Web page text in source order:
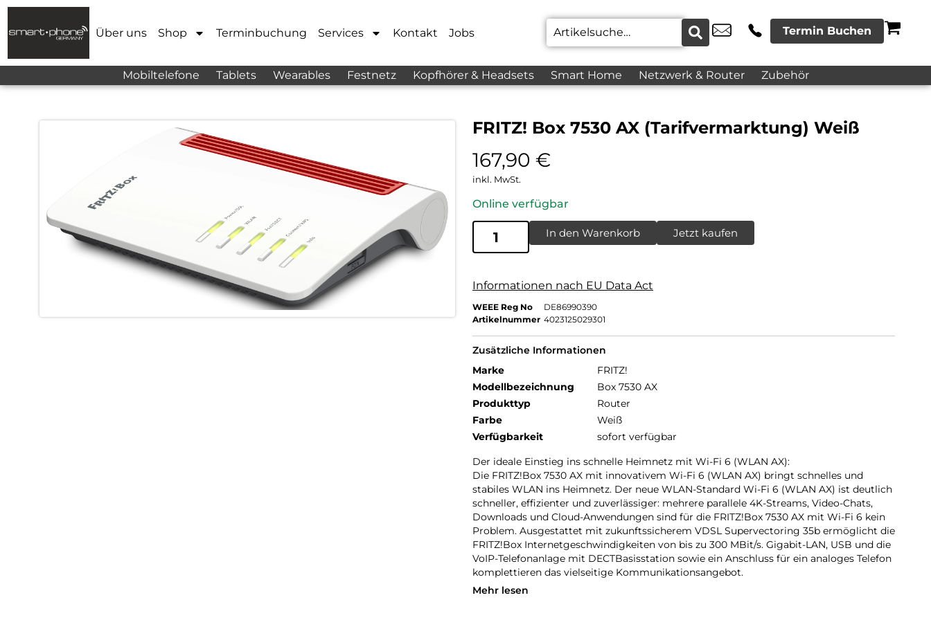
Über uns Shop Terminbuchung Services Kontakt Jobs Termin Buchen
Mobiltelefone Tablets Wearables Festnetz Kopfhörer & Headsets Smart Home Netzwerk & Router Zubehör
FRITZ! Box 7530 AX (Tarifvermarktung) Weiß
167,90 €
inkl. MwSt.
Online verfügbar
In den Warenkorb Jetzt kaufen
Informationen nach EU Data Act
WEEE Reg No
DE86990390
Artikelnummer 4023125029301
Zusätzliche Informationen
Marke
FRITZ!
Modellbezeichnung
Box 7530 AX
Produkttyp
Router
Farbe
Weiß
Verfügbarkeit
sofort verfügbar
Der ideale Einstieg ins schnelle Heimnetz mit Wi-Fi 6 (WLAN AX):
Die FRITZ!Box 7530 AX mit innovativem Wi-Fi 6 (WLAN AX) bringt schnelles und
stabiles WLAN ins Heimnetz. Der neue WLAN-Standard Wi-Fi 6 (WLAN AX) ist deutlich
schneller, effizienter und zuverlässiger: mehrere parallele 4K-Streams, Video-Chats,
Downloads und Cloud-Anwendungen sind für die FRITZ!Box 7530 AX mit Wi-Fi 6 kein
Problem. Ausgestattet mit zukunftssicherem VDSL Supervectoring 35b ermöglicht die
FRITZ!Box Internetgeschwindigkeiten von bis zu 300 MBit/s. Gigabit-LAN, USB und die
VoIP-Telefonanlage mit DECTBasisstation sowie ein Anschluss für ein analoges Telefon
komplettieren das vielseitige Kommunikationsangebot.
Innovatives Wi-Fi 6 (WLAN AX) für ein Mesh-Heimnetz mit vielen WLAN-Endgeräten:
Mehr lesen